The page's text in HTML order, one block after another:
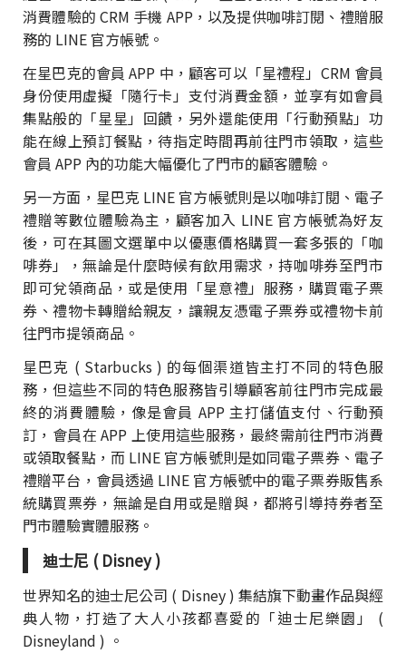
消費體驗的 CRM 手機 APP，以及提供咖啡訂閱、禮贈服
務的 LINE 官方帳號。
在星巴克的會員 APP 中，顧客可以「星禮程」CRM 會員
身份使用虛擬「隨行卡」支付消費金額，並享有如會員
集點般的「星星」回饋，另外還能使用「行動預點」功
能在線上預訂餐點，待指定時間再前往門市領取，這些
會員 APP 內的功能大幅優化了門市的顧客體驗。
另一方面，星巴克 LINE 官方帳號則是以咖啡訂閱、電子
禮贈等數位體驗為主，顧客加入 LINE 官方帳號為好友
後，可在其圖文選單中以優惠價格購買一套多張的「咖
啡券」，無論是什麼時候有飲用需求，持咖啡券至門市
即可兌領商品，或是使用「星意禮」服務，購買電子票
券、禮物卡轉贈給親友，讓親友憑電子票券或禮物卡前
往門市提領商品。
星巴克 ( Starbucks ) 的每個渠道皆主打不同的特色服
務，但這些不同的特色服務皆引導顧客前往門市完成最
終的消費體驗，像是會員 APP 主打儲值支付、行動預
訂，會員在 APP 上使用這些服務，最終需前往門市消費
或領取餐點，而 LINE 官方帳號則是如同電子票券、電子
禮贈平台，會員透過 LINE 官方帳號中的電子票券販售系
統購買票券，無論是自用或是贈與，都將引導持券者至
門市體驗實體服務。
迪士尼 ( Disney )
世界知名的迪士尼公司 ( Disney ) 集結旗下動畫作品與經
典人物，打造了大人小孩都喜愛的「迪士尼樂園」 (
Disneyland ) 。